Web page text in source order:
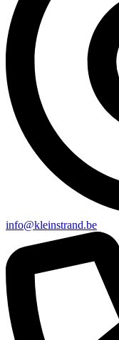
info@kleinstrand.be